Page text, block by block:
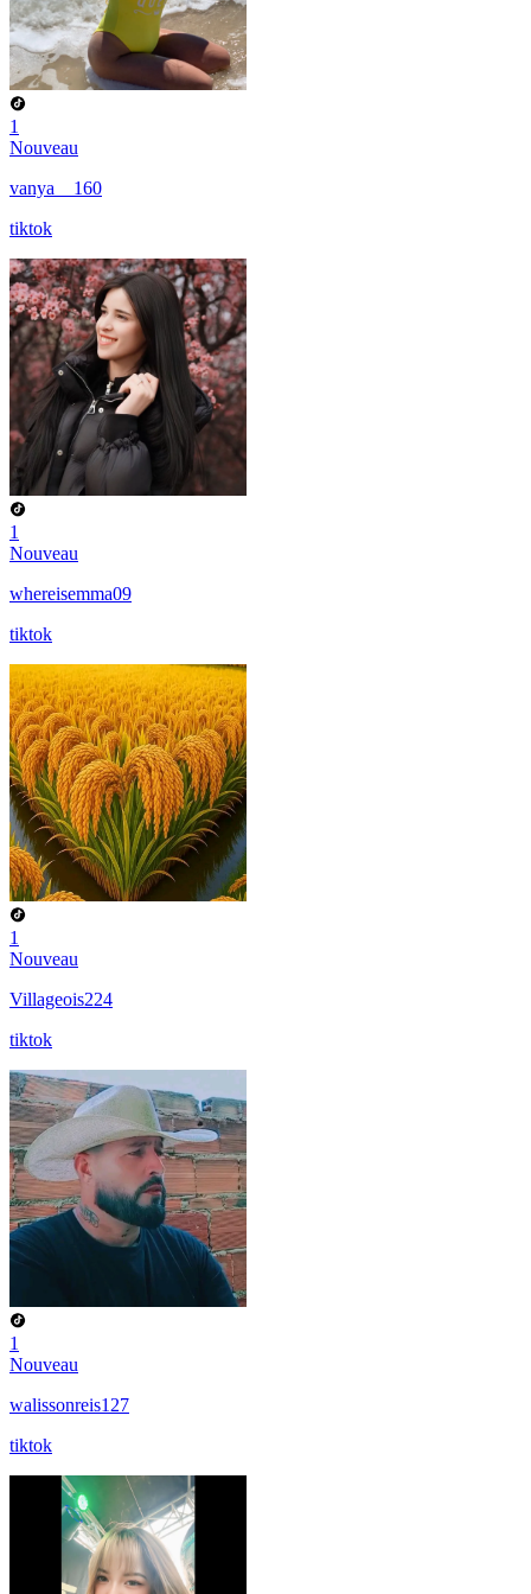
1
Nouveau
vanya__160
tiktok
1
Nouveau
whereisemma09
tiktok
1
Nouveau
Villageois224
tiktok
1
Nouveau
walissonreis127
tiktok